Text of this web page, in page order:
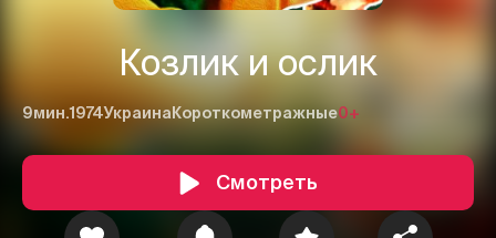
Козлик и ослик
9мин.1974Украина Короткометражные0+
Смотреть